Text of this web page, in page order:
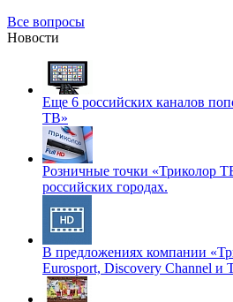
Все вопросы
Новости
Еще 6 российских каналов
ТВ»
Розничные точки «Триколор
российских городах.
В предложениях компании
Eurosport, Discovery Channel и